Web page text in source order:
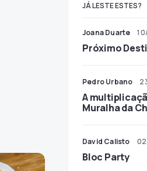
JÁ LESTE ESTES?
Joana Duarte
Próximo
Pedro Urbano
A
Muralha da
David Calisto
Bloc Party